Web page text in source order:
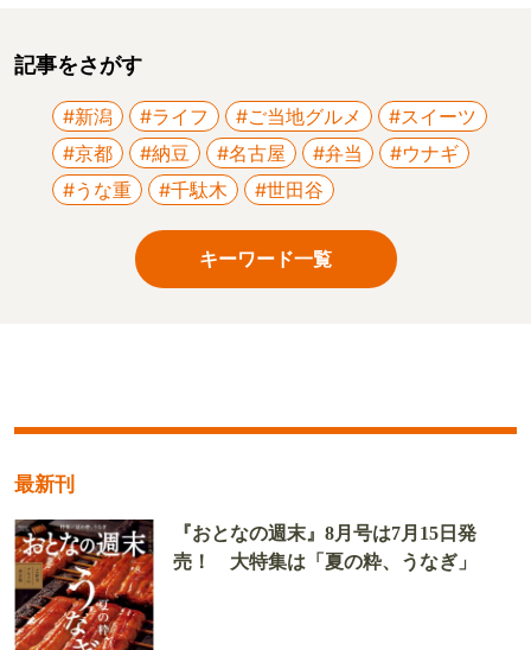
記事をさがす
#新潟 #ライフ #ご当地グルメ
#スイーツ
#京都
#納豆 #名古屋 #弁当
#ウナギ
#うな重
#千駄木 #世田谷
キーワード一覧
最新刊
『おとなの週末』8月号は7月15日発
売！ 大特集は「夏の粋、うなぎ」